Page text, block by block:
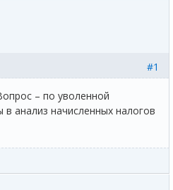
#1
– по уволенной
анализ начисленных налогов